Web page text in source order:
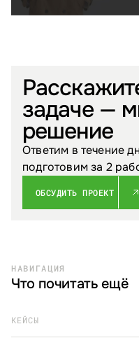
задаче —
решение
Ответим в течение
подготовим за 2
ОБСУДИТЬ ПРОЕКТ
НАВИГАЦИЯ
Что почитать ещё
КЕЙСЫ